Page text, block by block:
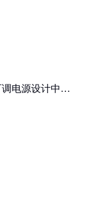
电源设计中的